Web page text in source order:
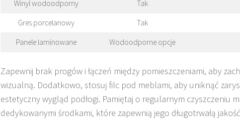
Winyl wodoodporny Tak
Gres porcelanowy Tak
Panele laminowane Wodoodporne opcje
Zapewnij brak progów i łączeń między pomieszczeniami, aby
wizualną. Dodatkowo, stosuj filc pod meblami, aby uniknąć
estetyczny wygląd podłogi. Pamiętaj o regularnym czyszczeniu
dedykowanymi środkami, które zapewnią jego długotrwałą